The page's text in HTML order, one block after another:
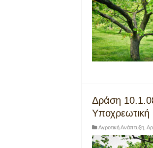
Δράση
Αγροτική Ανάπτυξη